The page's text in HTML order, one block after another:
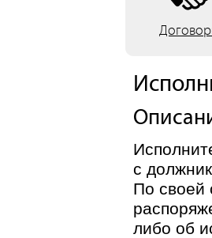
с
По своей
либо об